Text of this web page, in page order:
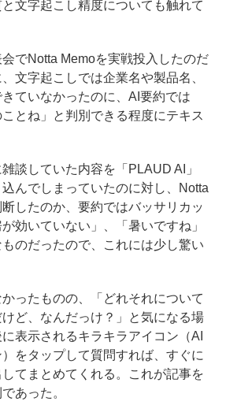
文字起こし精度についても触れて
でNotta Memoを実戦投入したのだ
文字起こしでは企業名や製品名、
ていなかったのに、AI要約では
ことね」と判別できる程度にテキス
談していた内容を「PLAUD AI」
んでしまっていたのに対し、Notta
したのか、要約ではバッサリカッ
効いていない」、「暑いですね」
のだったので、これには少し驚い
ったものの、「どれそれについて
ど、なんだっけ？」と気になる場
表示されるキラキラアイコン（AI
をタップして質問すれば、すぐに
てまとめてくれる。これが記事を
あった。